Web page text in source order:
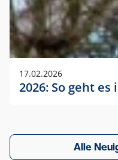
17.02.2026
2026: So geht
Alle